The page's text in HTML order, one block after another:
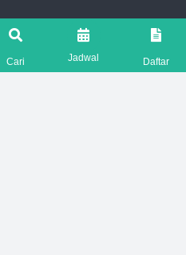
Cari Jadwal Daftar